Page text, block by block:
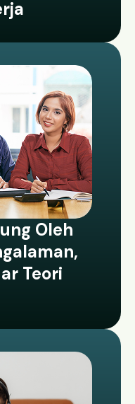
Oleh
Teori